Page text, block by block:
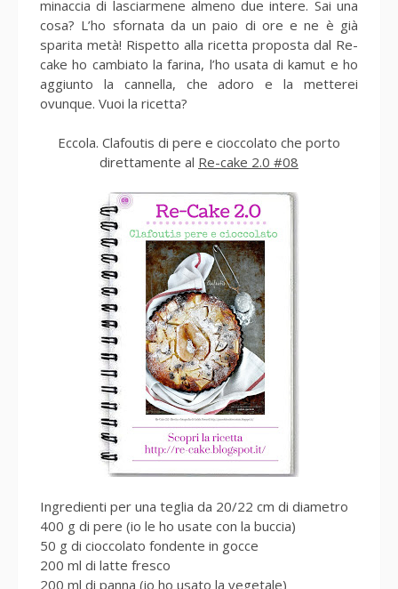
minaccia di lasciarmene almeno due intere. Sai una
cosa? L’ho sfornata da un paio di ore e ne è già
sparita metà! Rispetto alla ricetta proposta dal Re-
cake ho cambiato la farina, l’ho usata di kamut e ho
aggiunto la cannella, che adoro e la metterei
ovunque. Vuoi la ricetta?
Eccola. Clafoutis di pere e cioccolato che porto
direttamente al Re-cake 2.0 #08
Ingredienti per una teglia da 20/22 cm di diametro
400 g di pere (io le ho usate con la buccia)
50 g di cioccolato fondente in gocce
200 ml di latte fresco
200 ml di panna (io ho usato la vegetale)